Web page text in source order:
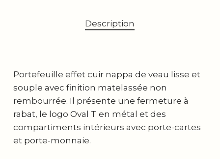
Description
Portefeuille effet cuir nappa de veau lisse et
souple avec finition matelassée non
rembourrée. Il présente une fermeture à
rabat, le logo Oval T en métal et des
compartiments intérieurs avec porte-cartes
et porte-monnaie.